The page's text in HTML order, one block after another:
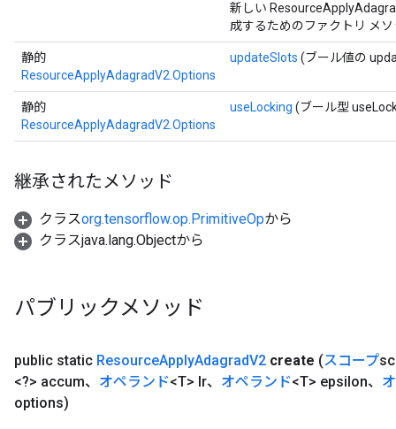
新しい
成するためのファクトリ メ
静的
ResourceApplyAdagradV2.Options
updateSlots (ブール値の
静的
ResourceApplyAdagradV2.Options
useLocking (ブール型
継承されたメソッド
クラスorg.tensorflow.op.PrimitiveOpから
クラスjava.lang.Objectから
パブリックメソッド
public static ResourceApplyAdagradV2 create (スコープ
<?> accum、 オペランド<T> lr、 オペランド<T> epsilon、
options)